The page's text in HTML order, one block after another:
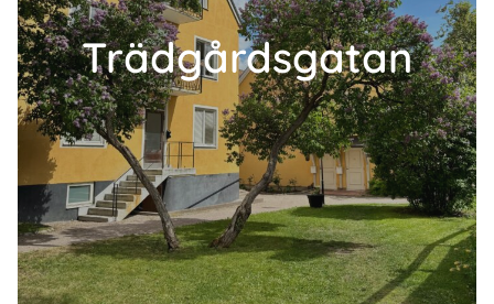
Trädgårdsgatan